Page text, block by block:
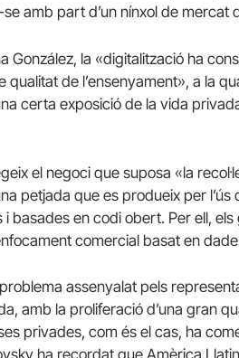
amb part d’un nínxol de mercat
González, la «digitalització ha
qualitat de l’ensenyament», a la
certa exposició de la vida
el negoci que suposa «la
petjada que es produeix per
basades en codi obert. Per ell,
comercial basat en
assenyalat pels
amb la proliferació d’una gran
privades, com és el cas, ha
ha recordat que Amèrica